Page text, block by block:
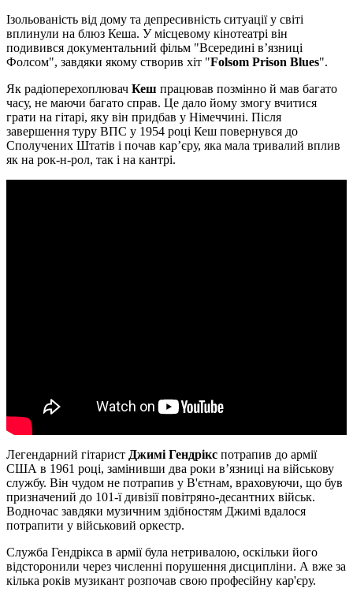
Ізольованість від дому та депресивність ситуації у світі
вплинули на блюз Кеша. У місцевому кінотеатрі він
подивився документальний фільм "Всередині в’язниці
Фолсом", завдяки якому створив хіт "Folsom Prison Blues".
Як радіоперехоплювач Кеш працював позмінно й мав багато
часу, не маючи багато справ. Це дало йому змогу вчитися
грати на гітарі, яку він придбав у Німеччині. Після
завершення туру ВПС у 1954 році Кеш повернувся до
Сполучених Штатів і почав кар’єру, яка мала тривалий вплив
як на рок-н-рол, так і на кантрі.
Легендарний гітарист Джимі Гендрікс потрапив до армії
США в 1961 році, замінивши два роки в’язниці на військову
службу. Він чудом не потрапив у В'єтнам, враховуючи, що був
призначений до 101-ї дивізії повітряно-десантних військ.
Водночас завдяки музичним здібностям Джимі вдалося
потрапити у військовий оркестр.
Служба Гендрікса в армії була нетривалою, оскільки його
відсторонили через численні порушення дисципліни. А вже за
кілька років музикант розпочав свою професійну кар'єру.